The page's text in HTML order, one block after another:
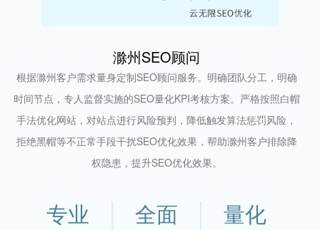
滁州SEO顾问
根据滁州客户需求量身定制SEO顾问服务。明确团队分工，明确
时间节点，专人监督实施的SEO量化KPI考核方案。严格按照白帽
手法优化网站，对站点进行风险预判，降低触发算法惩罚风险，
拒绝黑帽等不正常手段干扰SEO优化效果，帮助滁州客户排除降
权隐患，提升SEO优化效果。
专业 全面 量化